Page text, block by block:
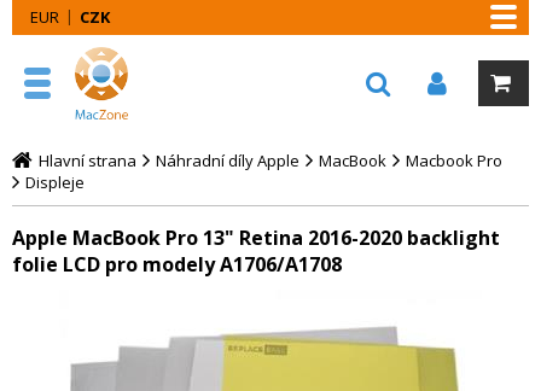
EUR CZK
Hlavní strana Náhradní díly Apple MacBook
Macbook Pro
Displeje
Apple MacBook Pro 13" Retina 2016-2020 backlight
folie LCD pro modely A1706/A1708